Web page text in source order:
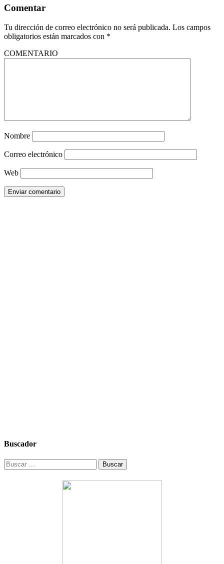
Comentar
Tu dirección de correo electrónico no será publicada. Los campos
obligatorios están marcados con *
COMENTARIO
Nombre
Correo electrónico
Web
Buscador
Buscar: